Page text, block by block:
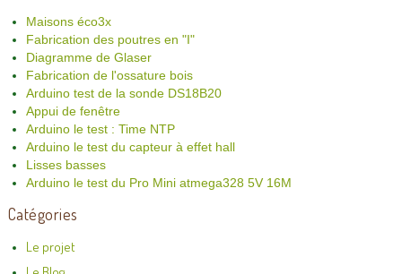
Maisons éco3x
Fabrication des poutres en "I"
Diagramme de Glaser
Fabrication de l'ossature bois
Arduino test de la sonde DS18B20
Appui de fenêtre
Arduino le test : Time NTP
Arduino le test du capteur à effet hall
Lisses basses
Arduino le test du Pro Mini atmega328 5V 16M
Catégories
Le projet